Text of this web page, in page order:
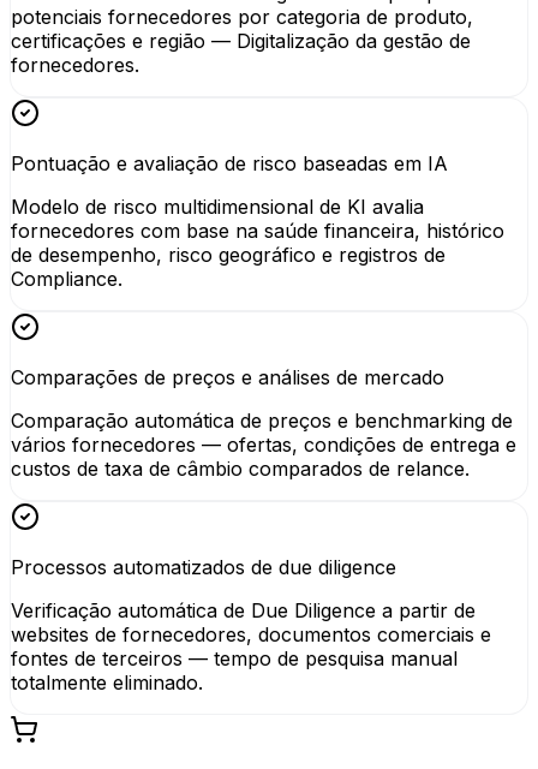
potenciais fornecedores por categoria de produto,
certificações e região — Digitalização da gestão de
fornecedores.
Pontuação e avaliação de risco baseadas em IA
Modelo de risco multidimensional de KI avalia
fornecedores com base na saúde financeira, histórico
de desempenho, risco geográfico e registros de
Compliance.
Comparações de preços e análises de mercado
Comparação automática de preços e benchmarking de
vários fornecedores — ofertas, condições de entrega e
custos de taxa de câmbio comparados de relance.
Processos automatizados de due diligence
Verificação automática de Due Diligence a partir de
websites de fornecedores, documentos comerciais e
fontes de terceiros — tempo de pesquisa manual
totalmente eliminado.